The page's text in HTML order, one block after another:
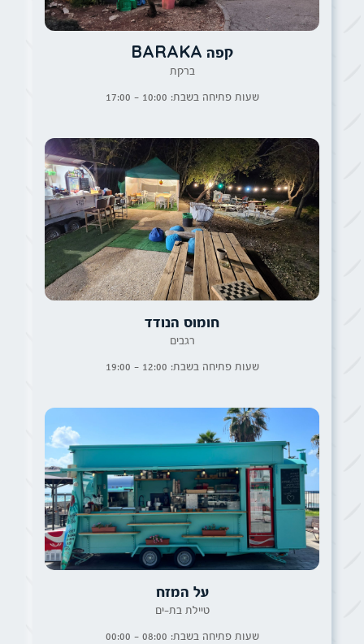
קפה BARAKA
ברקת
שעות פתיחה בשבת: 10:00 - 17:00
חומוס הנודד
רגבים
שעות פתיחה בשבת: 12:00 - 19:00
על המזח
טיילת בת-ים
שעות פתיחה בשבת: 08:00 - 00:00